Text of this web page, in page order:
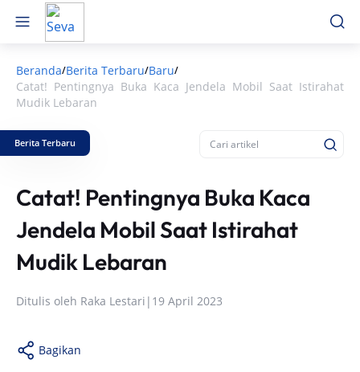
Beranda/Berita Terbaru/Baru/
Catat! Pentingnya Buka Kaca Jendela Mobil Saat Istirahat
Mudik Lebaran
Berita Terbaru
Catat! Pentingnya Buka Kaca
Jendela Mobil Saat Istirahat
Mudik Lebaran
Ditulis oleh Raka Lestari | 19 April 2023
Bagikan